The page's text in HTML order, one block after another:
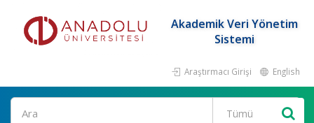
Akademik Veri Yönetim
Sistemi
Araştırmacı Girişi English
Ara